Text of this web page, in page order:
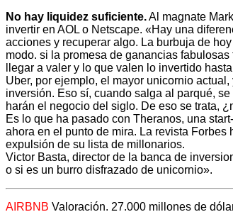
No hay liquidez suficiente.Al magnate
invertir en AOL o Netscape. «Hay una
acciones y recuperar algo. La burbuja de
modo. si la promesa de ganancias
llegar a valer y lo que valen lo invertido
Uber, por ejemplo, el mayor unicornio
inversión. Eso sí, cuando salga al parqué,
harán el negocio del siglo. De eso se trata,
Es lo que ha pasado con Theranos, una
ahora en el punto de mira. La revista
expulsión de su lista de millonarios.
Victor Basta, director de la banca de
o si es un burro disfrazado de unicornio».
AIRBNB Valoración. 27.000 millones de